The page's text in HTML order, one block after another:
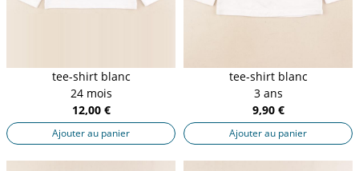
tee-shirt blanc
24 mois
12,00 €
Ajouter au panier
tee-shirt blanc
3 ans
9,90 €
Ajouter au panier